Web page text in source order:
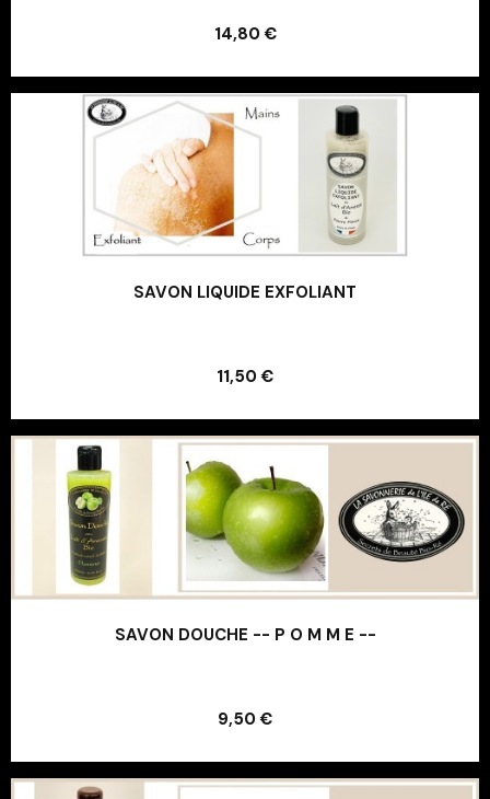
14,80 €
Ajouter au panier
SAVON LIQUIDE EXFOLIANT
11,50 €
Ajouter au panier
SAVON DOUCHE -- P O M M E --
9,50 €
Ajouter au panier